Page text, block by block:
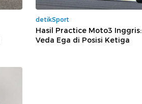
detikSport
Hasil Practice Moto3 Inggris:
Veda Ega di Posisi Ketiga